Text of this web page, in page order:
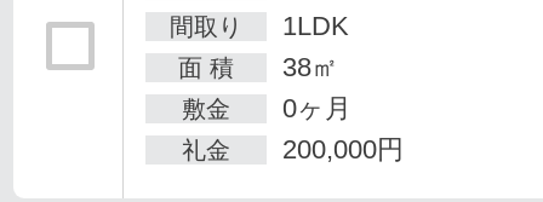
間取り
1LDK
面 積 38㎡
敷金 0ヶ月
礼金 200,000円